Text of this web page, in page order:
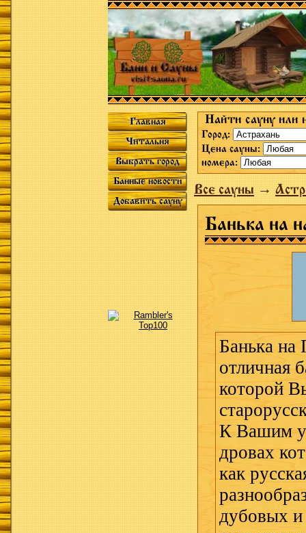
Главная
Читальня
Выбрать город
Банные новости
Добавить сауну
Найти сауну или
Город:
Цена сауны:
номера:
Все сауны→
Банька на
Банька на
отличная
которой
К Вашим
дровах
как
дубовых и